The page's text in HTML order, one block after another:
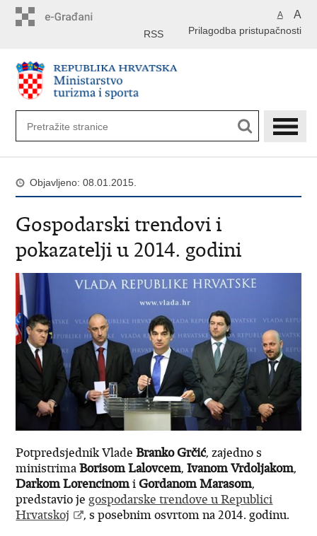
A A
Prilagodba pristupačnosti
RSS
Objavljeno: 08.01.2015.
Gospodarski trendovi i
pokazatelji u 2014. godini
Potpredsjednik VladeBranko Grčić, zajedno s
ministrimaBorisom Lalovcem, Ivanom Vrdoljakom,
Darkom LorencinomiGordanom Marasom,
predstavio jegospodarske trendove u Republici
Hrvatskoj
, s posebnim osvrtom na 2014. godinu.